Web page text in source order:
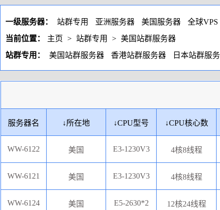
一级服务器： 站群专用 亚洲服务器 美国服务器
全球VPS
当前位置：
主页 > 站群专用 > 美国站群服务器
站群专用：
美国站群服务器 香港站群服务器 日本站群服
服务器名 ↓所在地 ↓CPU型号 ↓CPU核心数
WW-6122 美国 E3-1230V3 4核8线程
WW-6121 美国 E3-1230V3 4核8线程
WW-6124 美国 E5-2630*2 12核24线程